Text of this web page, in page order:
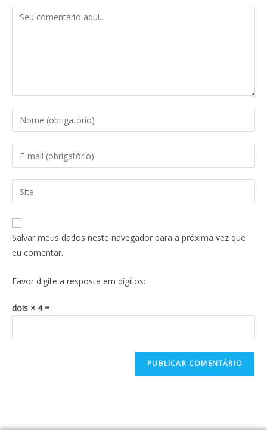
Salvar meus dados neste navegador para a próxima vez que
eu comentar.
Favor digite a resposta em dígitos:
dois × 4 =